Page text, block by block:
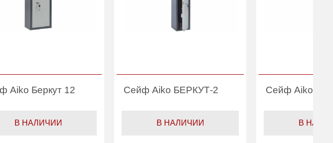
Aiko Беркут 12
В НАЛИЧИИ
Сейф Aiko БЕРКУТ-2
В НАЛИЧИИ
Сейф Aiko
В